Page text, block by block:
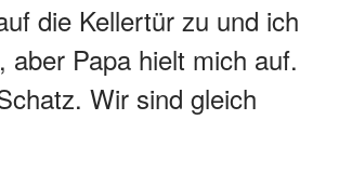
die Kellertür zu und ich
aber Papa hielt mich auf.
Wir sind gleich